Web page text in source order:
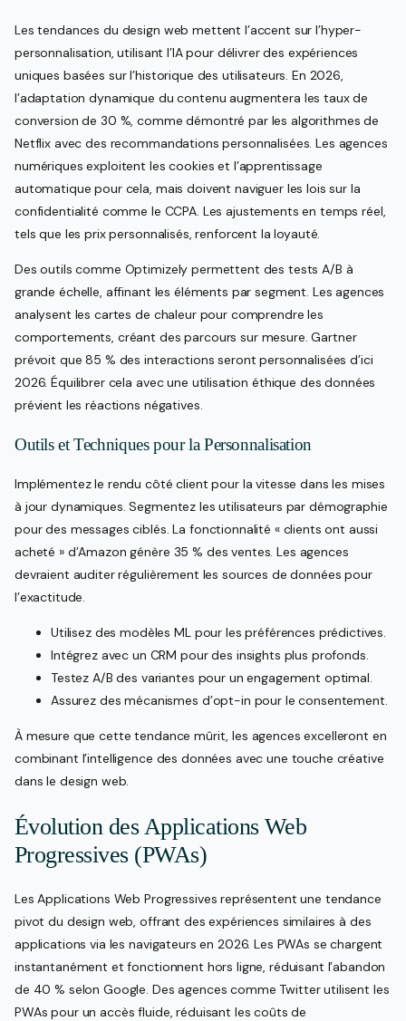
Les tendances du design web mettent l’accent sur l’hyper-
personnalisation, utilisant l’IA pour délivrer des expériences
uniques basées sur l’historique des utilisateurs. En 2026,
l’adaptation dynamique du contenu augmentera les taux de
conversion de 30 %, comme démontré par les algorithmes de
Netflix avec des recommandations personnalisées. Les agences
numériques exploitent les cookies et l’apprentissage
automatique pour cela, mais doivent naviguer les lois sur la
confidentialité comme le CCPA. Les ajustements en temps réel,
tels que les prix personnalisés, renforcent la loyauté.
Des outils comme Optimizely permettent des tests A/B à
grande échelle, affinant les éléments par segment. Les agences
analysent les cartes de chaleur pour comprendre les
comportements, créant des parcours sur mesure. Gartner
prévoit que 85 % des interactions seront personnalisées d’ici
2026. Équilibrer cela avec une utilisation éthique des données
prévient les réactions négatives.
Outils et Techniques pour la Personnalisation
Implémentez le rendu côté client pour la vitesse dans les mises
à jour dynamiques. Segmentez les utilisateurs par démographie
pour des messages ciblés. La fonctionnalité « clients ont aussi
acheté » d’Amazon génère 35 % des ventes. Les agences
devraient auditer régulièrement les sources de données pour
l’exactitude.
Utilisez des modèles ML pour les préférences prédictives.
Intégrez avec un CRM pour des insights plus profonds.
Testez A/B des variantes pour un engagement optimal.
Assurez des mécanismes d’opt-in pour le consentement.
À mesure que cette tendance mûrit, les agences excelleront en
combinant l’intelligence des données avec une touche créative
dans le design web.
Évolution des Applications Web
Progressives (PWAs)
Les Applications Web Progressives représentent une tendance
pivot du design web, offrant des expériences similaires à des
applications via les navigateurs en 2026. Les PWAs se chargent
instantanément et fonctionnent hors ligne, réduisant l’abandon
de 40 % selon Google. Des agences comme Twitter utilisent les
PWAs pour un accès fluide, réduisant les coûts de